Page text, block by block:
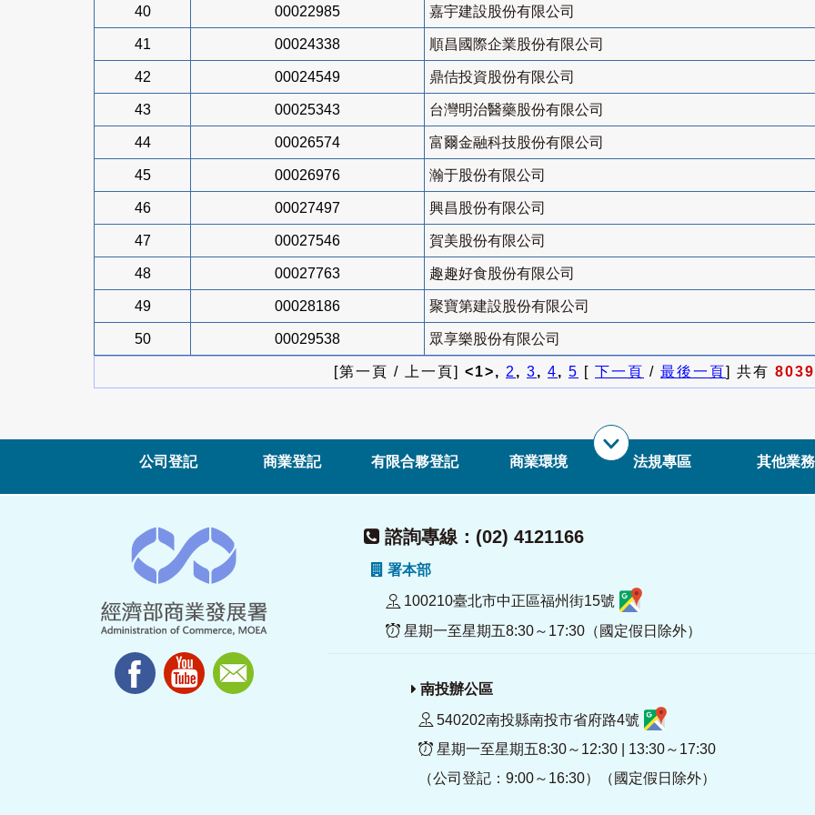
40 00022985 嘉宇建設股份有限公司
41 00024338 順昌國際企業股份有限公司
42 00024549 鼎佶投資股份有限公司
43 00025343 台灣明治醫藥股份有限公司
44 00026574 富爾金融科技股份有限公司
45 00026976 瀚于股份有限公司
46 00027497 興昌股份有限公司
47 00027546 賀美股份有限公司
48 00027763 趣趣好食股份有限公司
49 00028186 聚寶第建設股份有限公司
50 00029538 眾享樂股份有限公司
[第一頁 / 上一頁] <1>, 2, 3, 4, 5 [ 下一頁 / 最後一頁] 共有 8039
公司登記 商業登記 有限合夥登記 商業環境 法規專區 其他業務
諮詢專線：(02) 4121166
署本部
100210臺北市中正區福州街15號
星期一至星期五8:30～17:30（國定假日除外）
南投辦公區
540202南投縣南投市省府路4號
星期一至星期五8:30～12:30 | 13:30～17:30
（公司登記：9:00～16:30）（國定假日除外）